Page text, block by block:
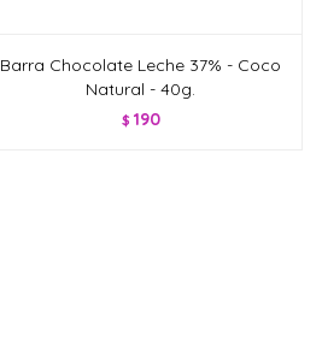
Barra Chocolate Leche 37% - Coco
Natural - 40g.
$ 190